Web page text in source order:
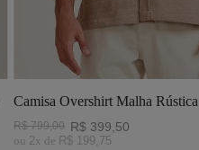
Camisa Overshirt Malha Rústica
Khaki
R$ 799,00 R$ 399 50
ou 2x de R$ 199 75